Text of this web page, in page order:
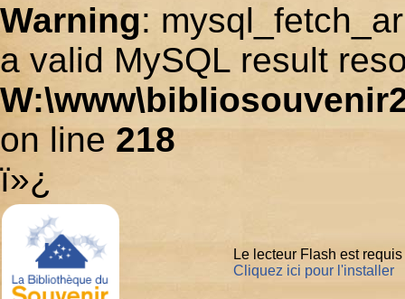
Warning:
a valid MySQL result
on line 218
ï»¿
Le lecteur Flash est
Cliquez ici pour l'installer